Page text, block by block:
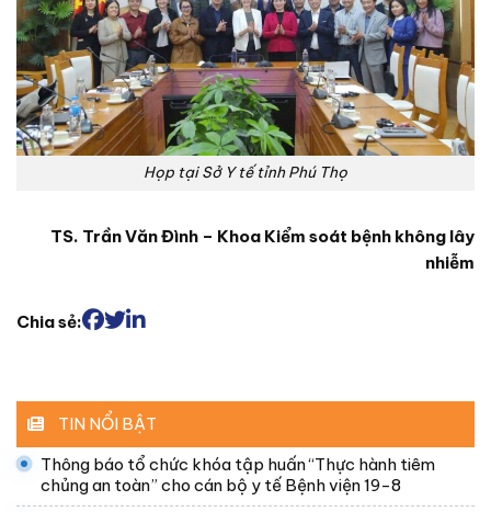
Họp tại Sở Y tế tỉnh Phú Thọ
TS. Trần Văn Đình – Khoa Kiểm soát bệnh không lây
nhiễm
Chia sẻ:
TIN NỔI BẬT
Thông báo tổ chức khóa tập huấn “Thực hành tiêm
chủng an toàn” cho cán bộ y tế Bệnh viện 19-8